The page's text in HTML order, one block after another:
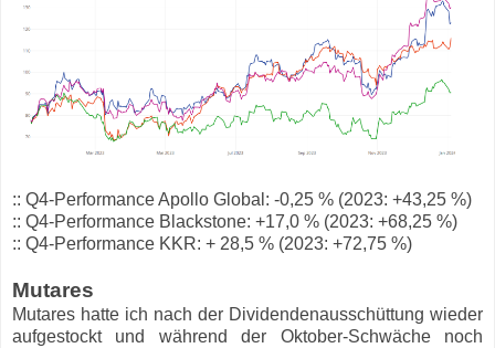
:: Q4-Performance Apollo Global: -0,25 % (2023: +43,25 %)
:: Q4-Performance Blackstone: +17,0 % (2023: +68,25 %)
:: Q4-Performance KKR: + 28,5 % (2023: +72,75 %)
Mutares
Mutares hatte ich nach der Dividendenausschüttung wieder
aufgestockt und während der Oktober-Schwäche noch